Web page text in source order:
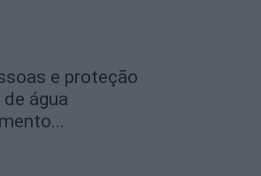
e proteção
água